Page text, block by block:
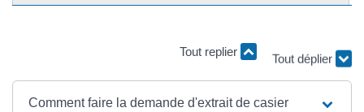
Tout replier
Tout déplier
Comment faire la demande d'extrait de casier